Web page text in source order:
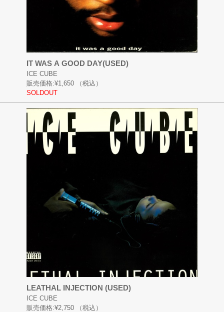
IT WAS A GOOD DAY(USED)
ICE CUBE
販売価格:¥1,650
（税込）
SOLDOUT
LEATHAL INJECTION (USED)
ICE CUBE
販売価格:¥2,750
（税込）